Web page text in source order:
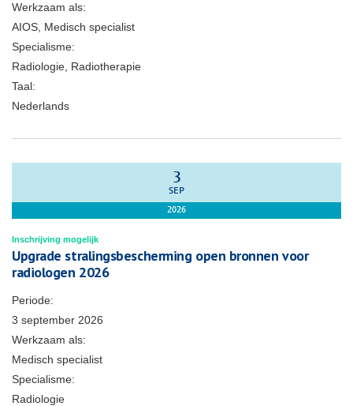
Werkzaam als:
AIOS, Medisch specialist
Specialisme:
Radiologie, Radiotherapie
Taal:
Nederlands
3
SEP
2026
Inschrijving mogelijk
Upgrade stralingsbescherming open bronnen voor
radiologen 2026
Periode:
3 september 2026
Werkzaam als:
Medisch specialist
Specialisme:
Radiologie